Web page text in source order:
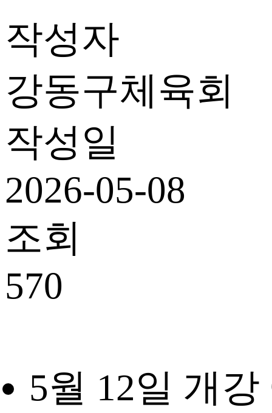
작성자
강동구체육회
작성일
2026-05-08
조회
570
5월 12일 개